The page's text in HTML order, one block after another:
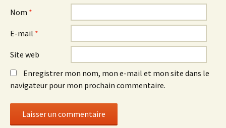
Nom *
E-mail *
Site web
Enregistrer mon nom, mon e-mail et mon site dans le
navigateur pour mon prochain commentaire.